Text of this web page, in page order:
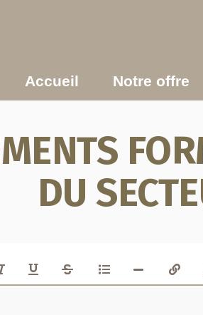
Accueil Notre offre
DU